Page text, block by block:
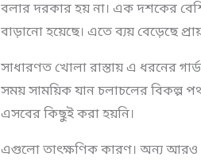
বলার দরকার হয় না। এক দশকের
বাড়ানো হয়েছে। এতে ব্যয় বেড়েছে
সাধারণত খোলা রাস্তায় এ ধরনের
সময় সাময়িক যান চলাচলের বিকল্প
এসবের কিছুই করা হয়নি।
এগুলো তাৎক্ষণিক কারণ। অন্য আরও